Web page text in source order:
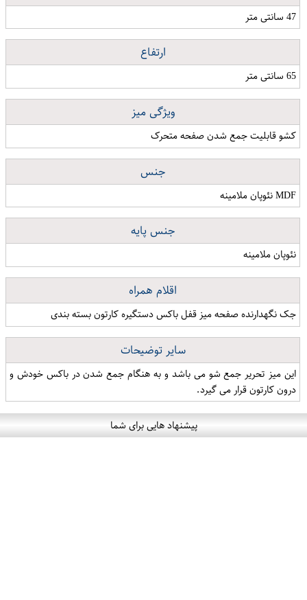
47 سانتی متر
ارتفاع
65 سانتی متر
ویژگی میز
کشو قابلیت جمع شدن صفحه متحرک
جنس
MDF نئوپان ملامینه
جنس پایه
نئوپان ملامینه
اقلام همراه
جک نگهدارنده صفحه میز قفل باکس دستگیره کارتون بسته بندی
سایر توضیحات
این میز تحریر جمع شو می باشد و به هنگام جمع شدن در باکس خودش و
درون کارتون قرار می گیرد.
پیشنهاد هایی برای شما